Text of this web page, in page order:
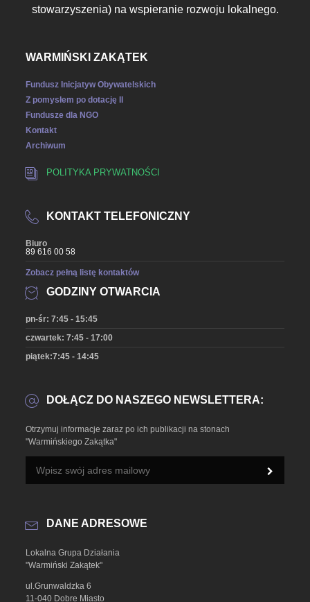
stowarzyszenia) na wspieranie rozwoju lokalnego.
WARMIŃSKI ZAKĄTEK
Fundusz Inicjatyw Obywatelskich
Z pomysłem po dotację II
Fundusze dla NGO
Kontakt
Archiwum
POLITYKA PRYWATNOŚCI
KONTAKT TELEFONICZNY
Biuro
89 616 00 58
Zobacz pełną listę kontaktów
GODZINY OTWARCIA
pn-śr: 7:45 - 15:45
czwartek: 7:45 - 17:00
piątek:7:45 - 14:45
DOŁĄCZ DO NASZEGO NEWSLETTERA:
Otrzymuj informacje zaraz po ich publikacji na stonach
"Warmińskiego Zakątka"
DANE ADRESOWE
Lokalna Grupa Działania
"Warmiński Zakątek"
ul.Grunwaldzka 6
11-040 Dobre Miasto